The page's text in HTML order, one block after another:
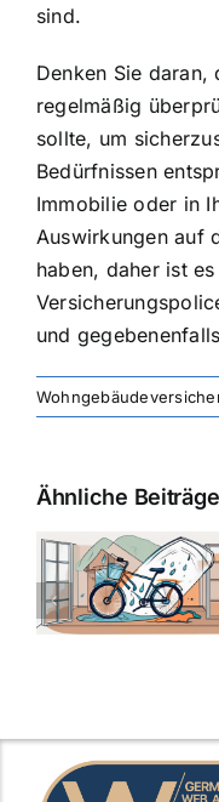
sind.
Denken Sie daran,
regelmäßig
sollte, um
Bedürfnissen
Immobilie oder in
Auswirkungen auf
haben, daher ist
und
Ähnliche Beiträge